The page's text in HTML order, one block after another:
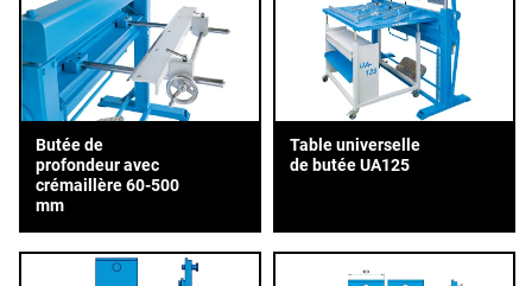
Butée de
profondeur avec
crémaillère 60-500
mm
Table universelle
de butée UA125